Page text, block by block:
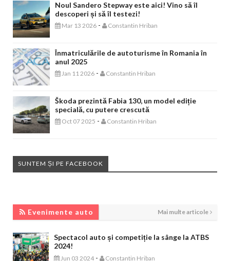
Noul Sandero Stepway este aici! Vino să îl
descoperi și să îl testezi!
Mar 13 2026 - Constantin Hriban
Înmatriculările de autoturisme în Romania în
anul 2025
Jan 11 2026 - Constantin Hriban
Škoda prezintă Fabia 130, un model ediție
specială, cu putere crescută
Oct 07 2025 - Constantin Hriban
SUNTEM ȘI PE FACEBOOK
Evenimente auto Mai multe articole
Spectacol auto și competiție la sânge la ATBS
2024!
Jun 03 2024 - Constantin Hriban